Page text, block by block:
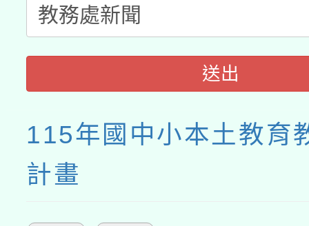
送出
115年國中小本土教育
計畫